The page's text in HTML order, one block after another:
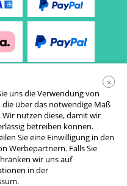
×
uns die Verwendung von
über das notwendige Maß
nutzen diese, damit wir
betreiben können.
Sie eine Einwilligung in den
Werbepartnern. Falls Sie
wir uns auf
in der
.